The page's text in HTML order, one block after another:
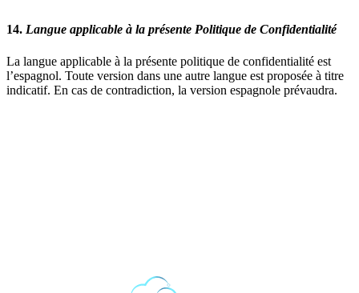
14. Langue applicable à la présente Politique de Confidentialité
La langue applicable à la présente politique de confidentialité est
l’espagnol. Toute version dans une autre langue est proposée à titre
indicatif. En cas de contradiction, la version espagnole prévaudra.